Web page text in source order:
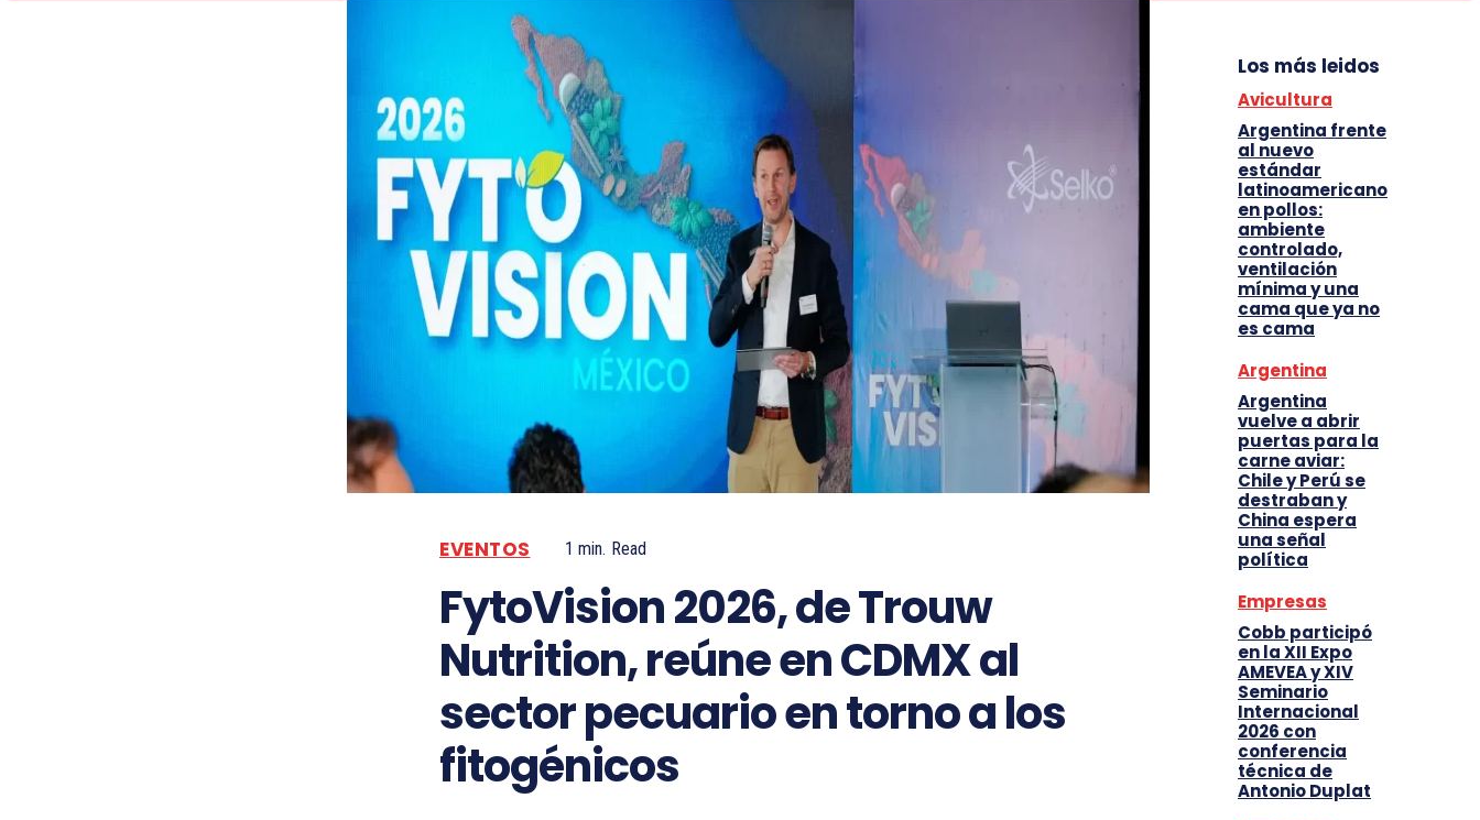
EVENTOS 1 min. Read
FytoVision 2026, de Trouw
Nutrition, reúne en CDMX al
sector pecuario en torno a los
fitogénicos
Los más leidos
Avicultura
Argentina frente
al nuevo
estándar
latinoamericano
en pollos:
ambiente
controlado,
ventilación
mínima y una
cama que ya no
es cama
Argentina
Argentina
vuelve a abrir
puertas para la
carne aviar:
Chile y Perú se
destraban y
China espera
una señal
política
Empresas
Cobb participó
en la XII Expo
AMEVEA y XIV
Seminario
Internacional
2026 con
conferencia
técnica de
Antonio Duplat